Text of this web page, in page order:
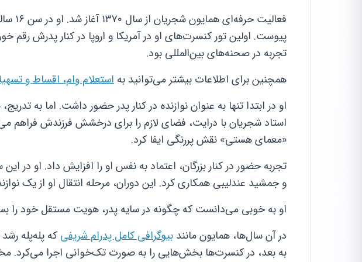
پیوست. اولین تور کنسرت‌های او در آمریکا و اروپا در کنار پدرش
تجربه در صحنه‌های بین‌المللی بود.
همچنین برای اطلاعات بیشتر می‌توانید به استعلام وام، اقساط و
او در ابتدا تنها به عنوان نوازنده در کنار پدر حضور داشت. اما به
استاد شجریان با درایت، فضای لازم را برای درخشش فرزندش فراهم
«معمای هستی» نقش پررنگی ایفا کرد.
تجربه حضور در کنار بزرگان، اعتماد به نفس او را افزایش داد. او در
و جمشید عندلیبی همکاری کرد. این دوران، مرحله انتقال او از یک
او به خوبی می‌دانست که چگونه در سایه پدر، هویت مستقل خود را
در آن سال‌ها، همایون مانند بیوگرافی کامل پدرام شریفی
به بعد، در کنسرت‌ها بخش‌هایی را به صورت تک‌خوانی اجرا می‌کرد.